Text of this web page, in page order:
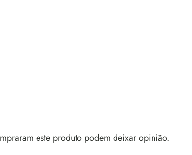
este produto podem deixar opinião.